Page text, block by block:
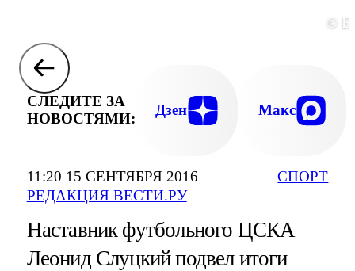
11:20 15 СЕНТЯБРЯ 2016
РЕДАКЦИЯ ВЕСТИ.РУ
СПОРТ
©
СЛЕДИТЕ ЗА
НОВОСТЯМИ:
Дзен Макс
Наставник футбольного ЦСКА
Леонид Слуцкий подвел итоги